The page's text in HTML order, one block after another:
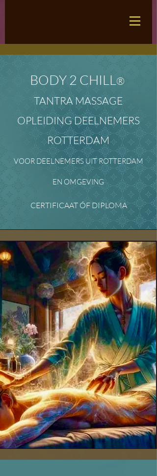
BODY 2 CHILL ®
TANTRA MASSAGE
OPLEIDING DEELNEMERS
ROTTERDAM
VOOR DEELNEMERS UIT ROTTERDAM
EN OMGEVING
CERTIFICAAT ÓF DIPLOMA